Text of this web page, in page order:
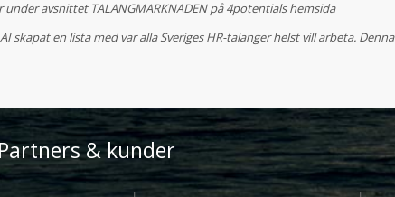
avsnittet TALANGMARKNADEN på 4potentials hemsida
skapat en lista med var alla Sveriges HR-talanger helst vill arbeta. Denna
& kunder